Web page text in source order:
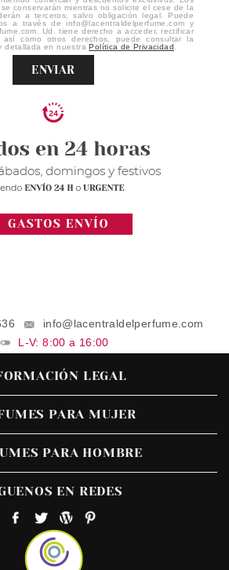
conservarán mientras no solicite el cese de la
a terceros, salvo obligación legal. Puede
a través de info@lacentraldelperfume.com y
Ud. tiene derecho a acceder, rectificar
como otros derechos, puede consultar la
detallada en nuestraPolítica de Privacidad
ENVIAR
info@lacentraldelperfume.com
L-V: 8:00 a 16:00
LEGAL
PARA MUJER
PARA HOMBRE
EN REDES